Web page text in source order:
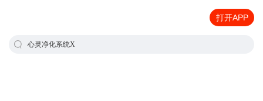
打开APP
心灵净化系统X